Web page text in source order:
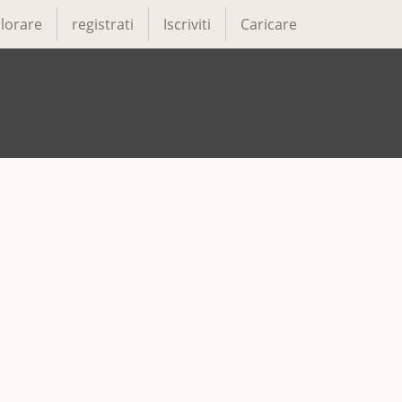
registrati Iscriviti Caricare